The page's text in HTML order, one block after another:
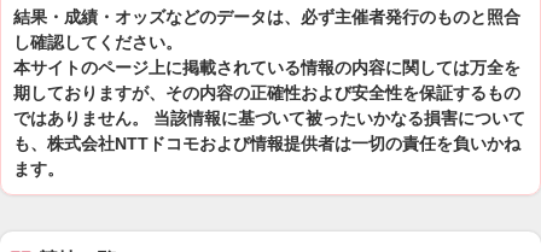
結果・成績・オッズなどのデータは、必ず主催者発行のものと照合
し確認してください。
本サイトのページ上に掲載されている情報の内容に関しては万全を
期しておりますが、その内容の正確性および安全性を保証するもの
ではありません。 当該情報に基づいて被ったいかなる損害について
も、株式会社NTTドコモおよび情報提供者は一切の責任を負いかね
ます。